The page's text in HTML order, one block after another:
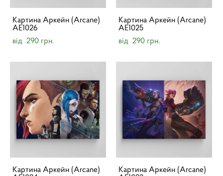
Картина Аркейн (Arcane)
AE1026
від 290 грн.
Картина Аркейн (Arcane)
AE1025
від 290 грн.
Картина Аркейн (Arcane)
Картина Аркейн (Arcane)